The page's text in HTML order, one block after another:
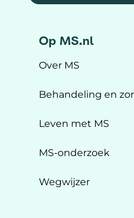
Op MS.nl
Over MS
Behandeling en
Leven met MS
MS-onderzoek
Wegwijzer